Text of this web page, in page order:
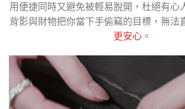
用便捷同時又避免被輕易脫開，杜絕有心
背影與財物把你當下手偷竊的目標，無法
更安心。